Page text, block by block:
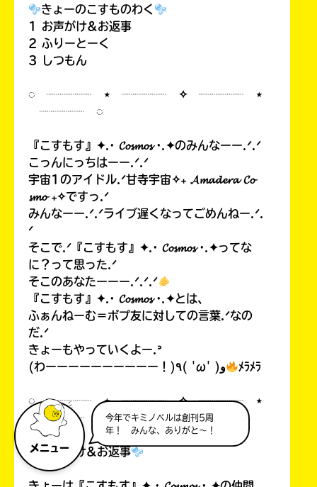
メニュー
今年でキミノベルは創刊5周
年！ みんな、ありがと～！
きょーのこすものわく
1 お声がけ&お返事
2 ふりーとーく
3 しつもん
◌ ┈┈┈┈ ⋆ ┈┈┈┈ ✧ ┈┈┈┈ ⋆
┈┈┈┈ ◌
『こすもす』✦.· 𝓒𝓸𝓼𝓶𝓸𝓼 ·.✦のみんなーー.ᐟ.ᐟ
こっんにっちはーー.ᐟ.ᐟ
宇宙1のアイドル.ᐟ甘寺宇宙✧₊ 𝓐𝓶𝓪𝓭𝓮𝓻𝓪 𝓒𝓸
𝓼𝓶𝓸 ₊✧ですっ.ᐟ
みんなーー.ᐟ.ᐟライブ遅くなってごめんねー.ᐟ.
ᐟ
そこで.ᐟ『こすもす』✦.· 𝓒𝓸𝓼𝓶𝓸𝓼 ·.✦ってな
に？って思った.ᐟ
そこのあなたーーー.ᐟ.ᐟ.ᐟ
『こすもす』✦.· 𝓒𝓸𝓼𝓶𝓸𝓼 ·.✦とは、
ふぁんねーむ＝ポプ友に対しての言葉.ᐟなの
だ.ᐟ
きょーもやっていくよー.ᐣ
(わーーーーーーーーーー！)٩( 'ω' )و
ﾒﾗﾒﾗ
◌ ┈┈┈┈ ⋆ ┈┈┈┈ ✧ ┈┈┈┈ ⋆
┈┈┈┈ ◌
お声がけ&お返事